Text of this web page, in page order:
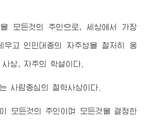
모든것의 주인으로, 세상에서 가장
우고 인민대중의 자주성을 철저히 옹
상, 자주의 학설이다.
사람중심의 철학사상이다.
모든것의 주인이며 모든것을 결정한